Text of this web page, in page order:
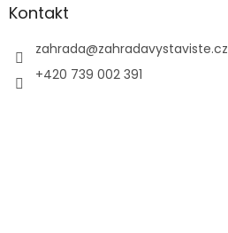
Kontakt
zahrada@zahradavystaviste.cz
+420 739 002 391